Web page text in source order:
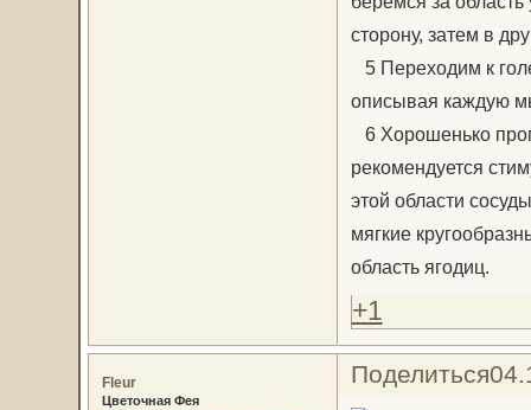
сторону, затем в
5 Переходим к
описывая каждую
6 Хорошенько
рекомендуется
этой области
мягкие
область ягодиц.
+1
Поделиться
Fleur
Цветочная Фея